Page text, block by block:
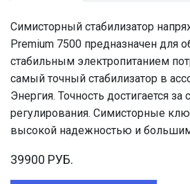
Симисторный стабилизатор
Premium 7500 предназначен для
стабильным электропитанием
самый точный стабилизатор в
Энергия. Точность достигается за
регулирования. Симисторные
высокой надежностью и
39900 РУБ.